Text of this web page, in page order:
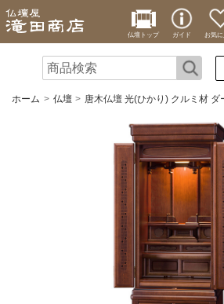
仏壇トップ ガイド お気に
ホーム 仏壇 唐木仏壇 光(ひかり) クルミ材